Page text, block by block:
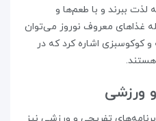
ببرند و با طعم‌ها و
غذاهای معروف نوروز می‌توان
کوکوسبزی اشاره کرد که در
ورزشی